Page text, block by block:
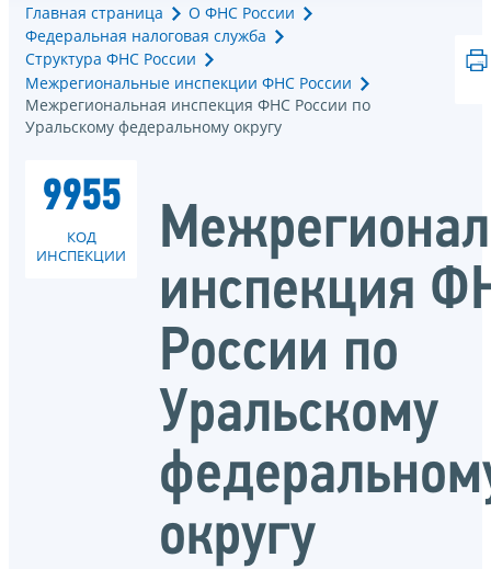
Главная страница
О ФНС России
Федеральная налоговая служба
Структура ФНС России
Межрегиональные инспекции ФНС России
Межрегиональная инспекция ФНС России по
Уральскому федеральному округу
9955
КОД
ИНСПЕКЦИИ
инспекция
России по
Уральскому
округу